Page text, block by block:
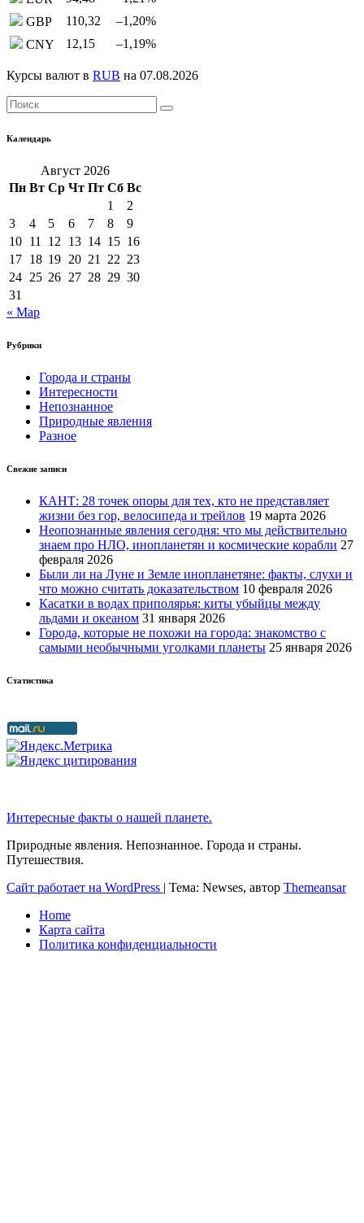
GBP
110,32 –1,20%
CNY
12,15 –1,19%
Курсы валют в RUB на 07.08.2026
Календарь
Август 2026
Пн Вт Ср Чт Пт Сб Вс
1
2
3
4 5 6 7 8
9
10 11 12 13 14 15 16
17 18 19 20 21 22 23
24 25 26 27 28 29 30
31
« Мар
Рубрики
Города и страны
Интересности
Непознанное
Природные явления
Разное
Свежие записи
КАНТ: 28 точек опоры для тех, кто не представляет
жизни без гор, велосипеда и трейлов 19 марта 2026
Неопознанные явления сегодня: что мы действительно
знаем про НЛО, инопланетян и космические корабли 27
февраля 2026
Были ли на Луне и Земле инопланетяне: факты, слухи и
что можно считать доказательством 10 февраля 2026
Касатки в водах приполярья: киты убыйцы между
льдами и океаном 31 января 2026
Города, которые не похожи на города: знакомство с
самыми необычными уголками планеты 25 января 2026
Статистика
Интересные факты о нашей планете.
Природные явления. Непознанное. Города и страны.
Путешествия.
Сайт работает на WordPress | Тема: Newses, автор Themeansar
Home
Карта сайта
Политика конфиденциальности